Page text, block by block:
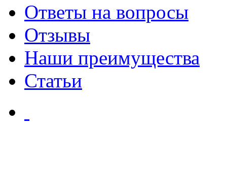
Ответы на вопросы
Отзывы
Наши преимущества
Статьи